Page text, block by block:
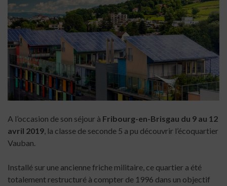
A l’occasion de son séjour à Fribourg-en-Brisgau du 9 au 12
avril 2019, la classe de seconde 5 a pu découvrir l’écoquartier
Vauban.
Installé sur une ancienne friche militaire, ce quartier a été
totalement restructuré à compter de 1996 dans un objectif